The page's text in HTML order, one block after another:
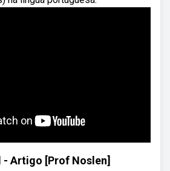
- Artigo [Prof Noslen]